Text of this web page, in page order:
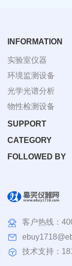
INFORMATION
实验室仪器
环境监测设备
光学光谱分析
物性检测设备
SUPPORT
CATEGORY
FOLLOWED BY
客户热线：
技术支持：